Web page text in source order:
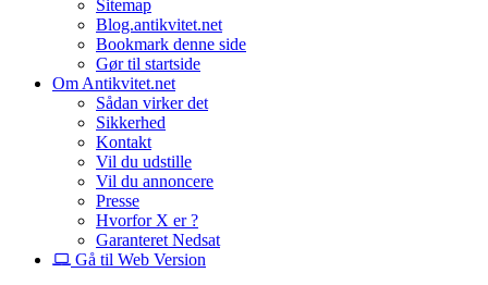
Sitemap
Blog.antikvitet.net
Bookmark denne side
Gør til startside
Om Antikvitet.net
Sådan virker det
Sikkerhed
Kontakt
Vil du udstille
Vil du annoncere
Presse
Hvorfor X er ?
Garanteret Nedsat
Gå til Web Version